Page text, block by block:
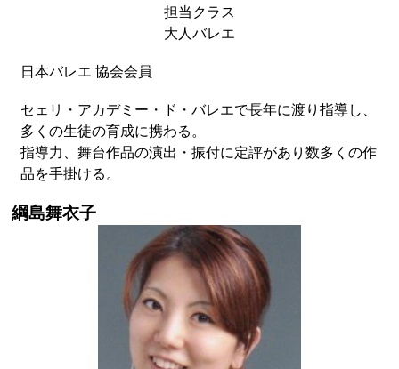
担当クラス
大人バレエ
日本バレエ 協会会員
セェリ・アカデミー・ド・バレエで長年に渡り指導し、
多くの生徒の育成に携わる。
指導力、舞台作品の演出・振付に定評があり数多くの作
品を手掛ける。
綱島舞衣子